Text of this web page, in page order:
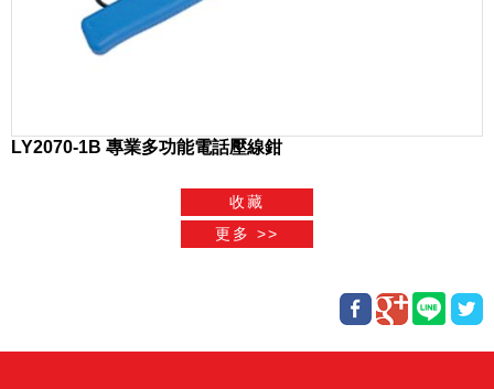
LY2070-1B 專業多功能電話壓線鉗